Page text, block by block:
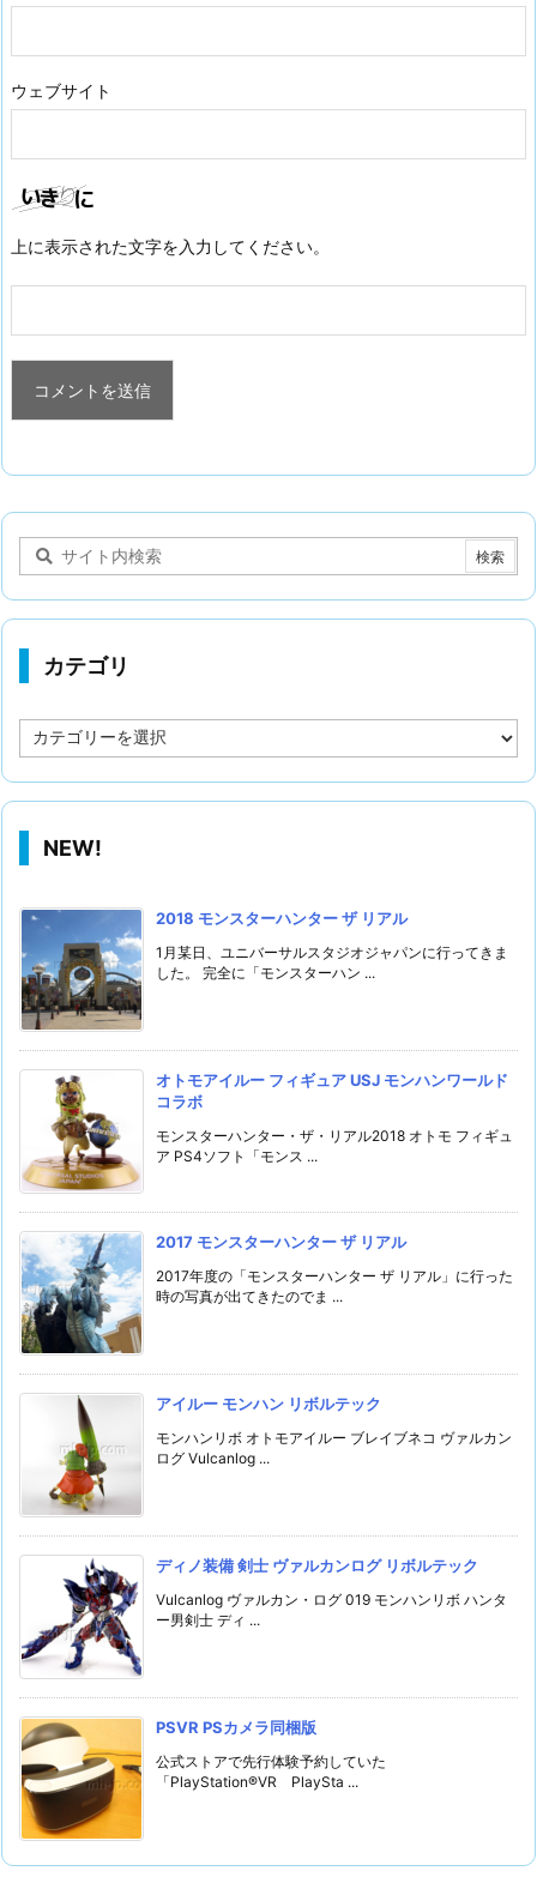
ウェブサイト
上に表示された文字を入力してください。
カテゴリ
テ
リ
NEW!
2018 モンスターハンター ザ リアル
1月某日、ユニバーサルスタジオジャパンに行ってきま
した。 完全に「モンスターハン ...
オトモアイルー フィギュア USJ モンハンワールド
コラボ
モンスターハンター・ザ・リアル2018 オトモ フィギュ
ア PS4ソフト「モンス ...
2017 モンスターハンター ザ リアル
2017年度の「モンスターハンター ザ リアル」に行った
時の写真が出てきたのでま ...
アイルー モンハン リボルテック
モンハンリボ オトモアイルー ブレイブネコ ヴァルカン
ログ Vulcanlog ...
ディノ装備 剣士 ヴァルカンログ リボルテック
Vulcanlog ヴァルカン・ログ 019 モンハンリボ ハンタ
ー男剣士 ディ ...
PSVR PSカメラ同梱版
公式ストアで先行体験予約していた
「PlayStation®VR PlaySta ...